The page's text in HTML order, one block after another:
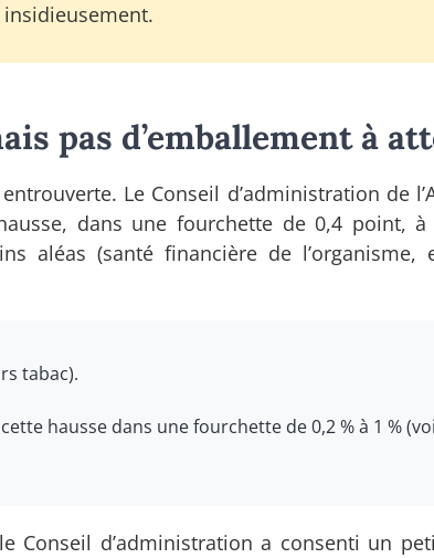
insidieusement.
pas d’emballement à
Le Conseil d’administration de
dans une fourchette de 0,4 point, à
aléas (santé financière de l’organisme,
tabac).
hausse dans une fourchette de 0,2 % à 1 %
Conseil d’administration a consenti un